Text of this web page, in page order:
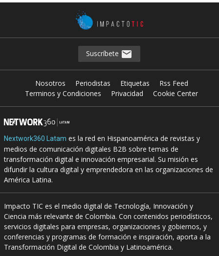
Suscríbete
Nosotros Periodistas Etiquetas
Rss Feed
Terminos y Condiciones
Privacidad Cookie Center
Nextwork360 Latam es la red en Hispanoamérica de revistas y
medios de comunicación digitales B2B sobre temas de
transformación digital e innovación empresarial. Su misión es
difundir la cultura digital y emprendedora en las organizaciones de
América Latina.
Impacto TIC es el medio digital de Tecnología, Innovación y
Ciencia más relevante de Colombia. Con contenidos periodísticos,
servicios digitales para empresas, organizaciones y gobiernos, y
conferencias y programas de formación e inspiración, aporta a la
Transformación Digital de Colombia y Latinoamérica.